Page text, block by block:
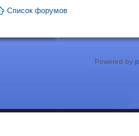
Список форумов
Powered by